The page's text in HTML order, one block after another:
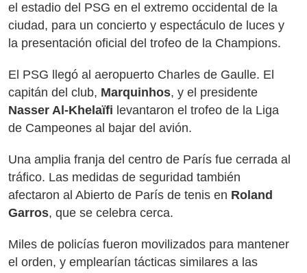
el estadio del PSG en el extremo occidental de la
ciudad, para un concierto y espectáculo de luces y
la presentación oficial del trofeo de la Champions.
El PSG llegó al aeropuerto Charles de Gaulle. El
capitán del club, Marquinhos, y el presidente
Nasser Al-Khelaïfi levantaron el trofeo de la Liga
de Campeones al bajar del avión.
Una amplia franja del centro de París fue cerrada al
tráfico. Las medidas de seguridad también
afectaron al Abierto de París de tenis en Roland
Garros, que se celebra cerca.
Miles de policías fueron movilizados para mantener
el orden, y emplearían tácticas similares a las